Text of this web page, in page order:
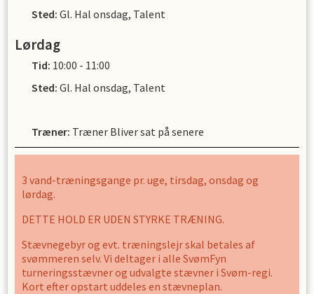
Sted: Gl. Hal onsdag, Talent
Lørdag
Tid: 10:00 - 11:00
Sted: Gl. Hal onsdag, Talent
Træner: Træner Bliver sat på senere
3 vand-træningsgange pr. uge, tirsdag, onsdag og
lørdag.
DETTE HOLD ER UDEN STYRKE TRÆNING.
Stævnegebyr og evt. træningslejr skal betales af
svømmeren selv. Vi deltager i alle SvømFyn
turneringsstævner og udvalgte stævner i Svøm-regi.
Kort efter opstart uddeles en stævneplan.